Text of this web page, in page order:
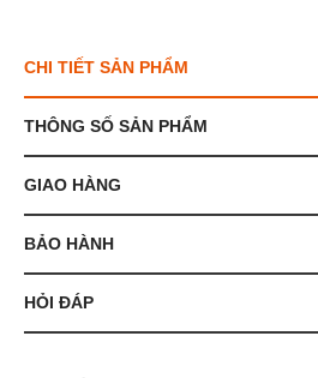
CHI TIẾT SẢN PHẨM
THÔNG SỐ SẢN PHẨM
GIAO HÀNG
BẢO HÀNH
HỎI ĐÁP